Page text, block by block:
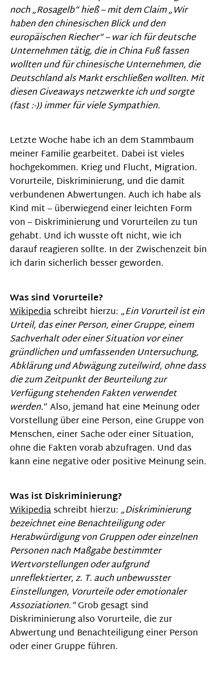
noch „Rosagelb“ hieß – mit dem Claim „Wir
haben den chinesischen Blick und den
europäischen Riecher“ – war ich für deutsche
Unternehmen tätig, die in China Fuß fassen
wollten und für chinesische Unternehmen, die
Deutschland als Markt erschließen wollten. Mit
diesen Giveaways netzwerkte ich und sorgte
(fast :-)) immer für viele Sympathien.
Letzte Woche habe ich an dem Stammbaum
meiner Familie gearbeitet. Dabei ist vieles
hochgekommen. Krieg und Flucht, Migration.
Vorurteile, Diskriminierung, und die damit
verbundenen Abwertungen. Auch ich habe als
Kind mit – überwiegend einer leichten Form
von – Diskriminierung und Vorurteilen zu tun
gehabt. Und ich wusste oft nicht, wie ich
darauf reagieren sollte. In der Zwischenzeit bin
ich darin sicherlich besser geworden.
Was sind Vorurteile?
Wikipediaschreibt hierzu: „Ein Vorurteil ist ein
Urteil, das einer Person, einer Gruppe, einem
Sachverhalt oder einer Situation vor einer
gründlichen und umfassenden Untersuchung,
Abklärung und Abwägung zuteilwird, ohne dass
die zum Zeitpunkt der Beurteilung zur
Verfügung stehenden Fakten verwendet
werden.“ Also, jemand hat eine Meinung oder
Vorstellung über eine Person, eine Gruppe von
Menschen, einer Sache oder einer Situation,
ohne die Fakten vorab abzufragen. Und das
kann eine negative oder positive Meinung sein.
Was ist Diskriminierung?
Wikipediaschreibt hierzu:„Diskriminierung
bezeichnet eine Benachteiligung oder
Herabwürdigung von Gruppen oder einzelnen
Personen nach Maßgabe bestimmter
Wertvorstellungen oder aufgrund
unreflektierter, z. T. auch unbewusster
Einstellungen, Vorurteile oder emotionaler
Assoziationen.“Grob gesagt sind
Diskriminierung also Vorurteile, die zur
Abwertung und Benachteiligung einer Person
oder einer Gruppe führen.